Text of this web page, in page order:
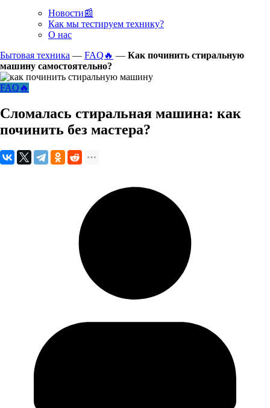
Новости📰
Как мы тестируем технику?
О нас
Бытовая техника — FAQ🔥 — Как починить стиральную
машину самостоятельно?
FAQ🔥
Сломалась стиральная машина: как
починить без мастера?